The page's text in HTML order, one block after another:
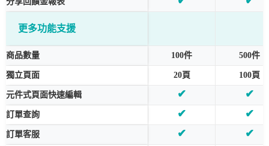
更多功能支援
商品數量 100件 500件
獨立頁面 20頁 100頁
元件式頁面快速編輯 ✔ ✔
訂單查詢 ✔ ✔
訂單客服 ✔ ✔